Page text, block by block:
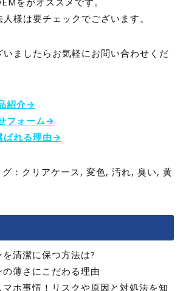
様は要チェックでございます。
いましたらお気軽にお問い合わせくだ
紹介→
フォーム→
ばれる理由→
： クリアケース , 変色, 汚れ, 臭い, 黄
清潔に保つ方法は?
薄さにこだわる理由
ホ事情！リスクや原因と対処法を知